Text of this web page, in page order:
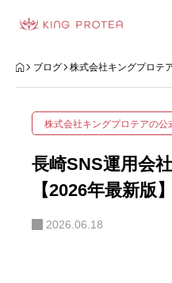
会社概要
利用規約
お問い合わせフォーム
ブログ 株式会社キングプロテ
株式会社キングプロテアの公
長崎SNS運用会
【2026年最新版】
2026.06.18